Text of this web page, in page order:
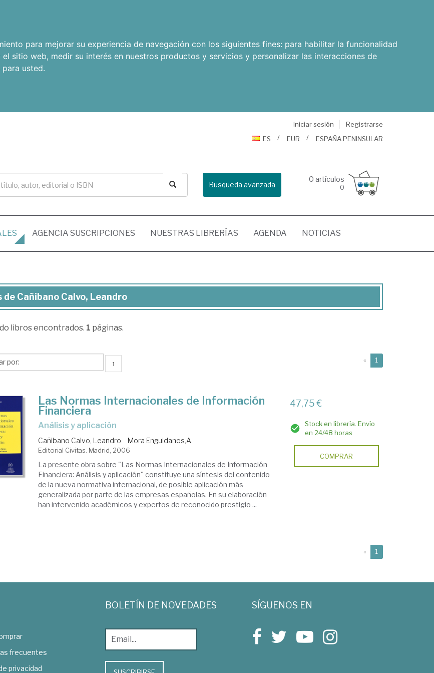
para mejorar su experiencia de navegación con los siguientes fines: para habilitar la funcionalidad
el sitio web, medir su interés en nuestros productos y servicios y personalizar las interacciones de
para usted.
Iniciar sesión
Registrarse
ES
EUR ESPAÑA PENINSULAR
Busqueda avanzada
0 artículos
0
AGENCIA SUSCRIPCIONES NUESTRAS LIBRERÍAS AGENDA NOTICIAS
de Cañibano Calvo, Leandro
libros encontrados. 1 páginas.
↑ « 1
Las Normas Internacionales de Información
Financiera
análisis y aplicación
Cañibano Calvo, Leandro Mora Enguidanos,A.
Editorial Civitas. Madrid, 2006
La presente obra sobre "Las Normas Internacionales de Información
Financiera: Análisis y aplicación" constituye una síntesis del contenido
de la nueva normativa internacional, de posible aplicación más
generalizada por parte de las empresas españolas. En su elaboración
han intervenido académicos y expertos de reconocido prestigio ...
47,75 €
Stock en librería. Envío
en 24/48 horas
COMPRAR
« 1
frecuentes
privacidad
BOLETÍN DE NOVEDADES SÍGUENOS EN